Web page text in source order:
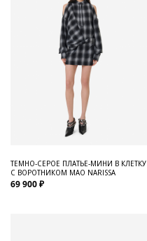
ТЕМНО-СЕРОЕ ПЛАТЬЕ-МИНИ В КЛЕТКУ
С ВОРОТНИКОМ МАО NARISSA
69 900 ₽